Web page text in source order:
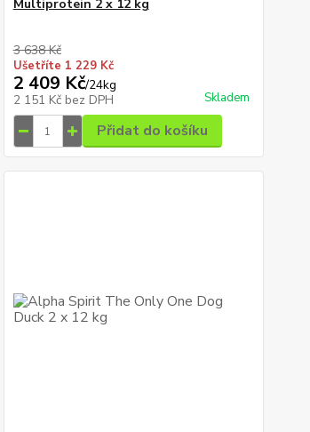
Multiprotein 2 x 12 kg
3 638 Kč
Ušetříte 1 229 Kč
2 409 Kč/24kg
2 151 Kč bez DPH Skladem
Přidat do košíku